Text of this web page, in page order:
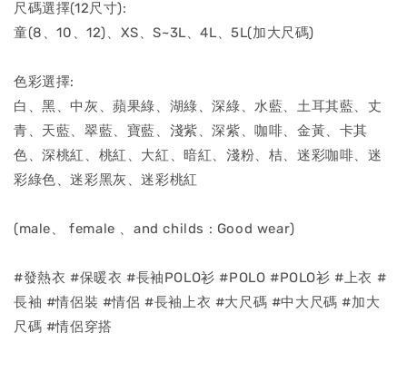
尺碼選擇(12尺寸):
童(8、10、12)、XS、S~3L、4L、5L(加大尺碼)
色彩選擇:
白、黑、中灰、蘋果綠、湖綠、深綠、水藍、土耳其藍、丈
青、天藍、翠藍、寶藍、淺紫、深紫、咖啡、金黃、卡其
色、深桃紅、桃紅、大紅、暗紅、淺粉、桔、迷彩咖啡、迷
彩綠色、迷彩黑灰、迷彩桃紅
(male、 female 、and childs : Good wear)
#發熱衣 #保暖衣 #長袖POLO衫 #POLO #POLO衫 #上衣 #
長袖 #情侶裝 #情侶 #長袖上衣 #大尺碼 #中大尺碼 #加大
尺碼 #情侶穿搭